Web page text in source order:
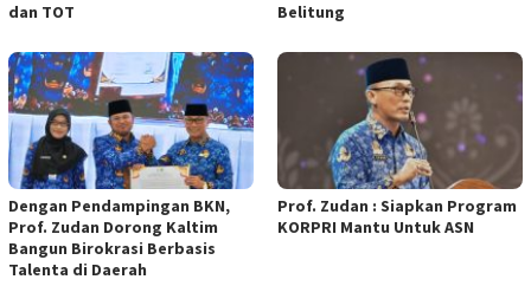
dan TOT
Belitung
Dengan Pendampingan BKN,
Prof. Zudan Dorong Kaltim
Bangun Birokrasi Berbasis
Talenta di Daerah
Prof. Zudan : Siapkan Program
KORPRI Mantu Untuk ASN